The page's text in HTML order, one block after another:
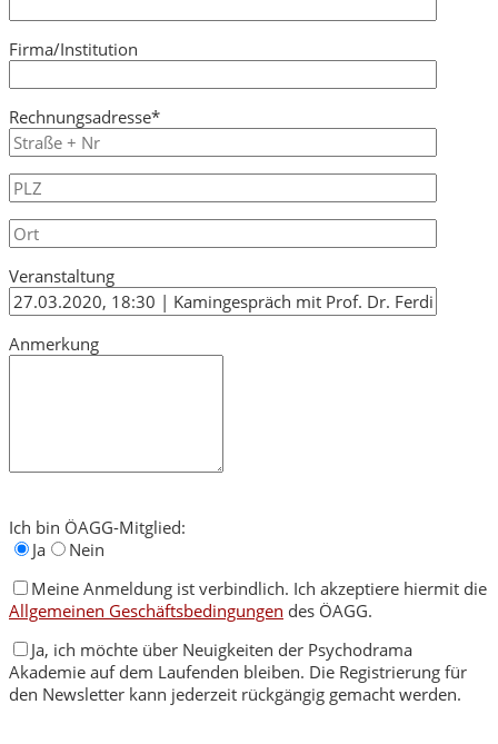
Firma/Institution
Rechnungsadresse*
Veranstaltung
Anmerkung
Ich bin ÖAGG-Mitglied:
Ja
Nein
Meine Anmeldung ist verbindlich. Ich akzeptiere hiermit die
Allgemeinen Geschäftsbedingungen des ÖAGG.
Ja, ich möchte über Neuigkeiten der Psychodrama
Akademie auf dem Laufenden bleiben. Die Registrierung für
den Newsletter kann jederzeit rückgängig gemacht werden.